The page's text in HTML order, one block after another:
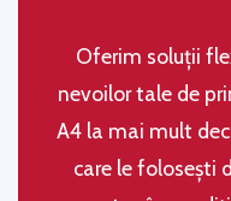
Oferim soluţii
nevoilor tale de
A4 la mai mult
care le folosești